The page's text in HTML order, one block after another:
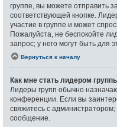
группе, вы можете отправить
соответствующей кнопке.
участие в группе и может
Пожалуйста, не беспокойте
запрос; у него могут быть для
Вернуться к началу
Как мне стать лидером
Лидеры групп обычно
конференции. Если вы
свяжитесь с
сообщение.